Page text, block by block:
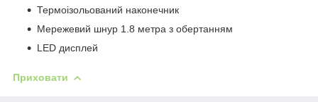
Термоізольований наконечник
Мережевий шнур 1.8 метра з обертанням
LED дисплей
Приховати